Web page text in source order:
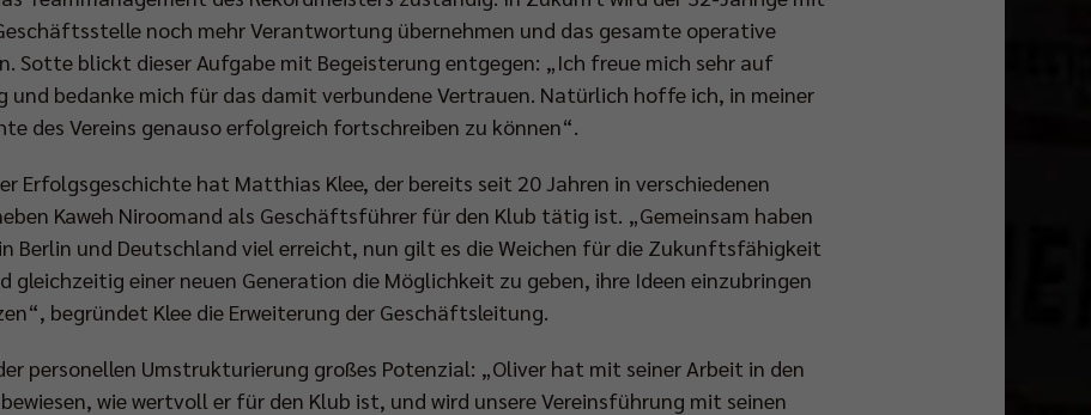
noch mehr Verantwortung übernehmen und das gesamte operative
Sotte blickt dieser Aufgabe mit Begeisterung entgegen: „Ich freue mich sehr auf
und bedanke mich für das damit verbundene Vertrauen. Natürlich hoffe ich, in meiner
des Vereins genauso erfolgreich fortschreiben zu können“.
Erfolgsgeschichte hat Matthias Klee, der bereits seit 20 Jahren in verschiedenen
Kaweh Niroomand als Geschäftsführer für den Klub tätig ist. „Gemeinsam haben
Berlin und Deutschland viel erreicht, nun gilt es die Weichen für die Zukunftsfähigkeit
gleichzeitig einer neuen Generation die Möglichkeit zu geben, ihre Ideen einzubringen
begründet Klee die Erweiterung der Geschäftsleitung.
personellen Umstrukturierung großes Potenzial: „Oliver hat mit seiner Arbeit in den
wie wertvoll er für den Klub ist, und wird unsere Vereinsführung mit seinen